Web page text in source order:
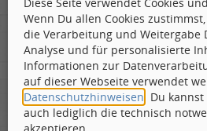
YETI
Musiklexikon
Geschlecht:
Herkunft:
Free City
Alter:
55
Beiträge:
1584
Dabei seit:
Gepostet:
Ich habe mir No Rest For The
Wenn Du allen Cookies
die Verarbeitung und Weitergabe
Analyse und für personalisierte
Informationen zur
auf dieser Webseite verwendet
Datenschutzhinweisen . Du
auch lediglich die technisch
akzeptieren.